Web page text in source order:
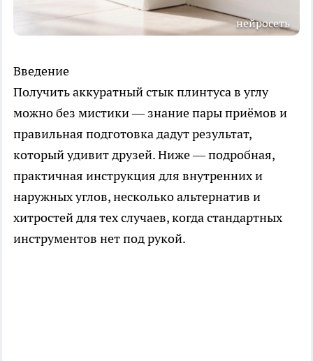
нейросеть
Введение
Получить аккуратный стык плинтуса в углу
можно без мистики — знание пары приёмов и
правильная подготовка дадут результат,
который удивит друзей. Ниже — подробная,
практичная инструкция для внутренних и
наружных углов, несколько альтернатив и
хитростей для тех случаев, когда стандартных
инструментов нет под рукой.